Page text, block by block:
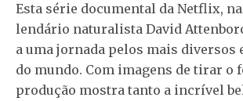
Esta série documental da Netflix,
lendário naturalista David
a uma jornada pelos mais diversos
do mundo. Com imagens de tirar o
produção mostra tanto a incrível